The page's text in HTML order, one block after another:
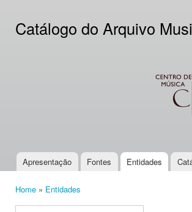
Catálogo do Arquivo
CESEM
Main menu
Apresentação Fontes Entidades
Home » Entidades